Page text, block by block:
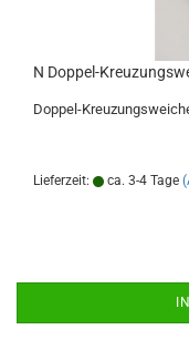
N Doppel-
Doppel-
Lieferzeit: ca. 3-4 Tage